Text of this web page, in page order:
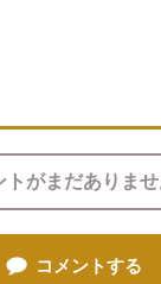
トがまだありませ
コメントする